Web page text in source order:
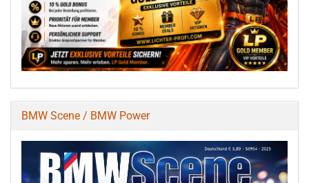
BMW Scene / BMW Power